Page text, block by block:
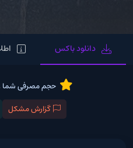
دانلود باکس
حجم مصرفی شما
گزارش مشکل